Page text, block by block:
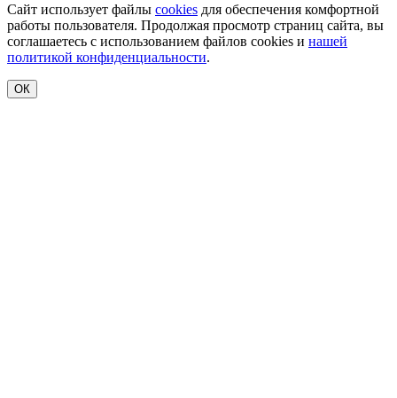
Сайт использует файлы cookies для обеспечения комфортной
работы пользователя. Продолжая просмотр страниц сайта, вы
соглашаетесь с использованием файлов cookies и нашей
политикой конфиденциальности.
ОК